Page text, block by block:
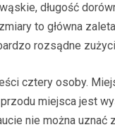
długość
to główna
rozsądne
cztery osoby.
miejsca jest
nie można uznać